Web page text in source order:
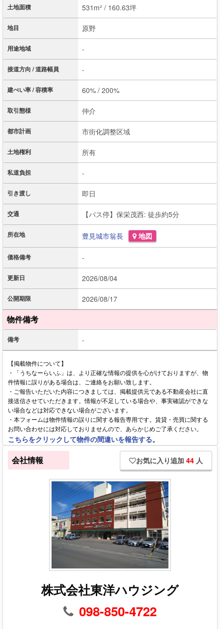
土地面積 531m² / 160.63坪
地目 原野
用途地域 -
接道方向 / 道路幅員 -
建ぺい率 / 容積率 60% / 200%
取引態様 仲介
都市計画 市街化調整区域
土地権利 所有
私道負担 -
引き渡し 即日
交通 【バス停】保栄茂西: 徒歩約5分
所在地 豊見城市翁長 地図
価格備考 -
更新日 2026/08/04
公開期限 2026/08/17
物件備考
備考 -
【掲載物件について】
・「うちなーらいふ」は、より正確な情報の提供を心がけておりますが、物
件情報に誤りがある場合は、ご連絡をお願い致します。
・ご報告いただいた内容につきましては、掲載提供元である不動産会社に直
接送信させていただきます。情報が不足している場合や、事実確認ができな
い場合などは対応できない場合がございます。
・本フォームは物件情報の誤りに関する報告専用です。賃貸・売買に関する
お問い合わせには対応しておりませんので、あらかじめご了承ください。
こちらをクリックして物件の間違いを報告する。
会社情報 お気に入り追加 44 人
株式会社東洋ハウジング
098-850-4722